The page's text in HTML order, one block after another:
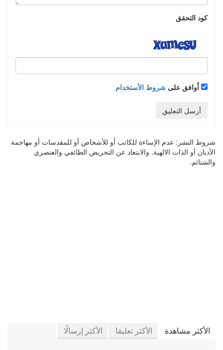
كود التحقق
اُوافق على شروط الأستخدام
أرسل التعليق
شروط النشر: عدم الإساءة للكاتب أو للأشخاص أو للمقدسات أو مهاجمة
الأديان أو الذات الالهية. والابتعاد عن التحريض الطائفي والعنصري
والشتائم.
الأكثر مشاهدة الأكثر تعليقا الأكثر إرسالًا